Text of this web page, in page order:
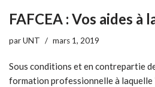
FAFCEA : Vos aides à
parUNT mars 1, 2019
Sous conditions et en contrepartie
formation professionnelle à laquelle